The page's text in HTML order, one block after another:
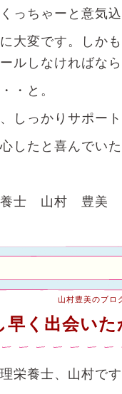
っちゃーと意気
大変です。しか
ルしなければな
・と。
しっかりサポー
したと喜んでい
養士 山村 豊美
早く出会い
山村豊美のブロ
栄養士、山村で